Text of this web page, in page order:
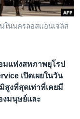
ในนครลอสแอนเจลิส
มแห่งสหภาพยุโรป
เปิดเผยในวัน
งที่สุดเท่าที่เคยมี
งมนุษย์และ